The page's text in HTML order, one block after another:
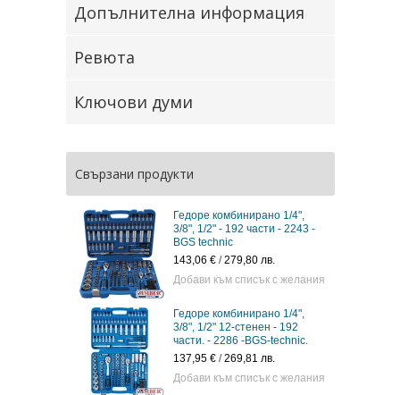
Допълнителна информация
Ревюта
Ключови думи
Свързани продукти
Гедоре комбинирано 1/4",
3/8", 1/2" - 192 части - 2243 -
BGS technic
143,06 €/279,80 лв.
Добави към списък с желания
Гедоре комбинирано 1/4",
3/8", 1/2" 12-стенен - 192
части. - 2286 -BGS-technic.
137,95 €/269,81 лв.
Добави към списък с желания